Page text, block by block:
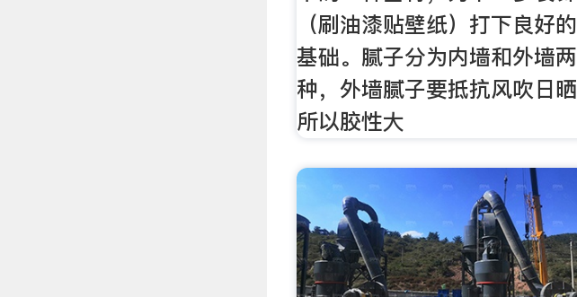
（刷油漆贴壁纸）打下良好的
基础。腻子分为内墙和外墙两
种，外墙腻子要抵抗风吹日晒
所以胶性大